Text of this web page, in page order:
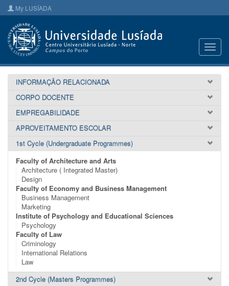
My LUSÍADA
INFORMAÇÃO RELACIONADA
CORPO DOCENTE
EMPREGABILIDADE
APROVEITAMENTO ESCOLAR
1st Cycle (Undergraduate Programmes)
Faculty of Architecture and Arts
Architecture ( Integrated Master)
Design
Faculty of Economy and Business Management
Business Management
Marketing
Institute of Psychology and Educational Sciences
Psychology
Faculty of Law
Criminology
International Relations
Law
2nd Cycle (Masters Programmes)